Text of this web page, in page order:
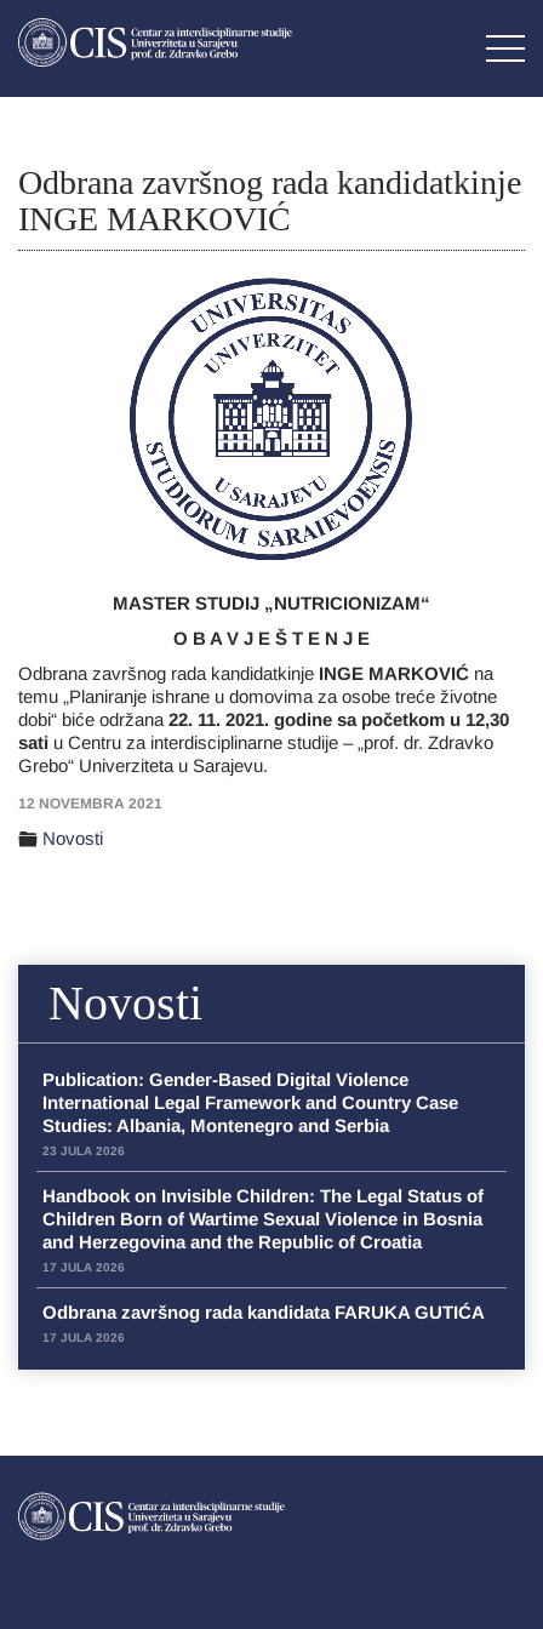
Odbrana završnog rada kandidatkinje
INGE MARKOVIĆ
MASTER STUDIJ „NUTRICIONIZAM“
O B A V J E Š T E N J E
Odbrana završnog rada kandidatkinje INGE MARKOVIĆ na
temu „Planiranje ishrane u domovima za osobe treće životne
dobi“ biće održana 22. 11. 2021. godine sa početkom u 12,30
sati u Centru za interdisciplinarne studije – „prof. dr. Zdravko
Grebo“ Univerziteta u Sarajevu.
12 NOVEMBRA 2021
Novosti
Novosti
Publication: Gender-Based Digital Violence
International Legal Framework and Country Case
Studies: Albania, Montenegro and Serbia
23 JULA 2026
Handbook on Invisible Children: The Legal Status of
Children Born of Wartime Sexual Violence in Bosnia
and Herzegovina and the Republic of Croatia
17 JULA 2026
Odbrana završnog rada kandidata FARUKA GUTIĆA
17 JULA 2026